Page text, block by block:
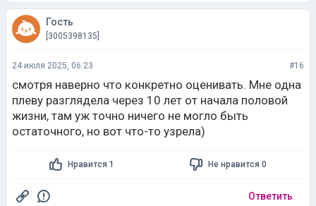
Гость
[3005398135]
24 июля 2025, 06:23 #16
смотря наверно что конкретно оценивать. Мне одна
плеву разглядела через 10 лет от начала половой
жизни, там уж точно ничего не могло быть
остаточного, но вот что-то узрела)
Нравится 1 Не нравится 0
Ответить